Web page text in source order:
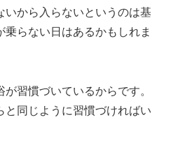
いから入らないというのは基
らない日はあるかもしれま
習慣づいているからです。
と同じように習慣づければい